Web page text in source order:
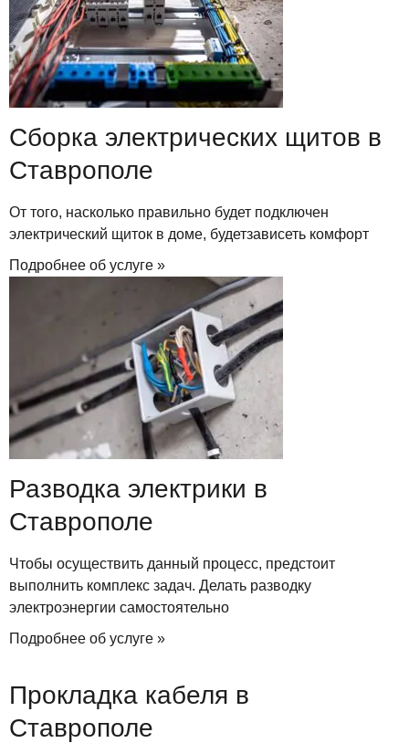
Сборка электрических щитов в
Ставрополе
От того, насколько правильно будет подключен
электрический щиток в доме, будетзависеть комфорт
Подробнее об услуге »
Разводка электрики в
Ставрополе
Чтобы осуществить данный процесс, предстоит
выполнить комплекс задач. Делать разводку
электроэнергии самостоятельно
Подробнее об услуге »
Прокладка кабеля в
Ставрополе